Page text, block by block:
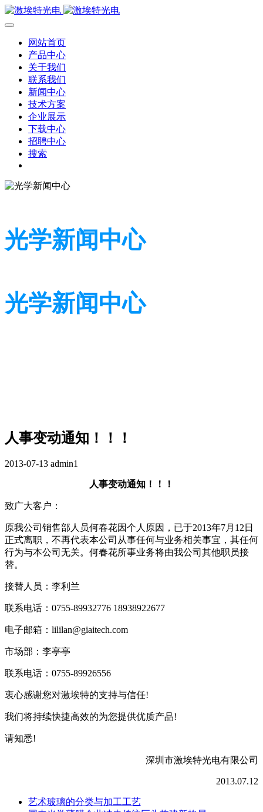
网站首页
产品中心
关于我们
联系我们
新闻中心
技术方案
企业展示
下载中心
招聘中心
搜索
光学新闻中心
光学新闻中心
人事变动通知！！！
2013-07-13 admin1
人事变动通知！！！
致广大客户：
原我公司销售部人员何春花因个人原因，已于2013年7月12日
正式离职，不再代表本公司从事任何与业务相关事宜，其任何
行为与本公司无关。何春花所事业务将由我公司其他职员接
替。
接替人员：李利兰
联系电话：0755-89932776 18938922677
电子邮箱：lililan@giaitech.com
市场部：李亭亭
联系电话：0755-89926556
衷心感谢您对激埃特的支持与信任!
我们将持续快捷高效的为您提供优质产品!
请知悉!
深圳市激埃特光电有限公司
2013.07.12
艺术玻璃的分类与加工工艺